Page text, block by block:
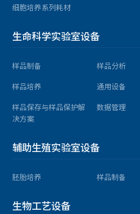
液氮生物容器
-86℃立式超低温冰箱
数据管理
胚胎培养
胚胎培养箱
细胞培养系列耗材
生命科学实验室设备
样品制备 样品分析
样品培养
通用设备
样品保存与样品保护解
决方案
数据管理
辅助生殖实验室设备
胚胎培养 样品制备
生物工艺设备